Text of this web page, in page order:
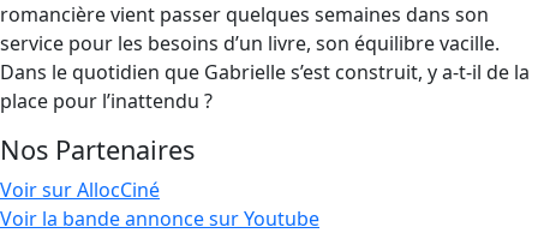
romancière vient passer quelques semaines dans son
service pour les besoins d’un livre, son équilibre vacille.
Dans le quotidien que Gabrielle s’est construit, y a-t-il de la
place pour l’inattendu ?
Nos Partenaires
Voir sur AllocCiné
Voir la bande annonce sur Youtube